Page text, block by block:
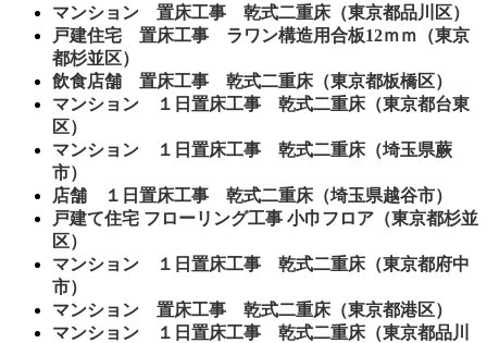
マンション 置床工事 乾式二重床（東京都品川区）
戸建住宅 置床工事 ラワン構造用合板12ｍｍ（東京
都杉並区）
飲食店舗 置床工事 乾式二重床（東京都板橋区）
マンション １日置床工事 乾式二重床（東京都台東
区）
マンション １日置床工事 乾式二重床（埼玉県蕨
市）
店舗 １日置床工事 乾式二重床（埼玉県越谷市）
戸建て住宅 フローリング工事 小巾フロア（東京都杉並
区）
マンション １日置床工事 乾式二重床（東京都府中
市）
マンション 置床工事 乾式二重床（東京都港区）
マンション １日置床工事 乾式二重床（東京都品川